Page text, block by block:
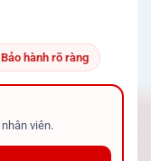
Bảo hành rõ ràng
viên.